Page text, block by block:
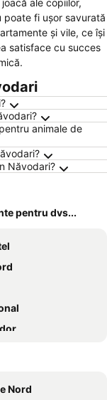
ale copiilor,
poate fi ușor savurată
și vile, ce își
satisface cu succes
animale de
Năvodari?
pentru dvs...
Nord